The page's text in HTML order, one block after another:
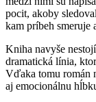
pocit, akoby
kam príbeh smeruje
Kniha navyše
dramatická línia,
Vďaka tomu román
aj emocionálnu